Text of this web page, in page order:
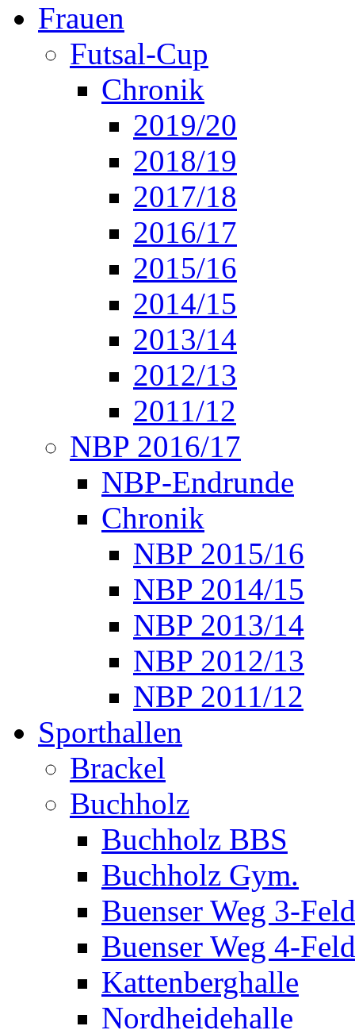
Frauen
Futsal-Cup
Chronik
2019/20
2018/19
2017/18
2016/17
2015/16
2014/15
2013/14
2012/13
2011/12
NBP 2016/17
NBP-Endrunde
Chronik
NBP 2015/16
NBP 2014/15
NBP 2013/14
NBP 2012/13
NBP 2011/12
Sporthallen
Brackel
Buchholz
Buchholz BBS
Buchholz Gym.
Buenser Weg 3-Feld
Buenser Weg 4-Feld
Kattenberghalle
Nordheidehalle